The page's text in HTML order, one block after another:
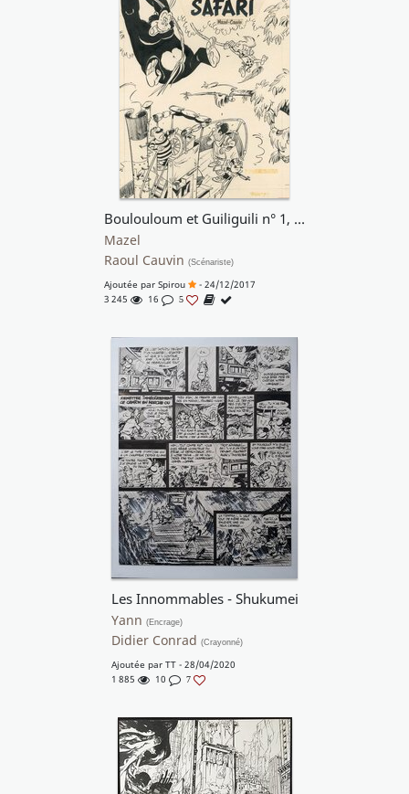
Boulouloum et Guiliguili n° 1, Le Grand Safari, 1979.
Mazel
Raoul Cauvin (Scénariste)
Ajoutée par Spirou
- 24/12/2017
3 245
16 5
Les Innommables - Shukumei
Yann (Encrage)
Didier Conrad (Crayonné)
Ajoutée par TT- 28/04/2020
1 885
10 7